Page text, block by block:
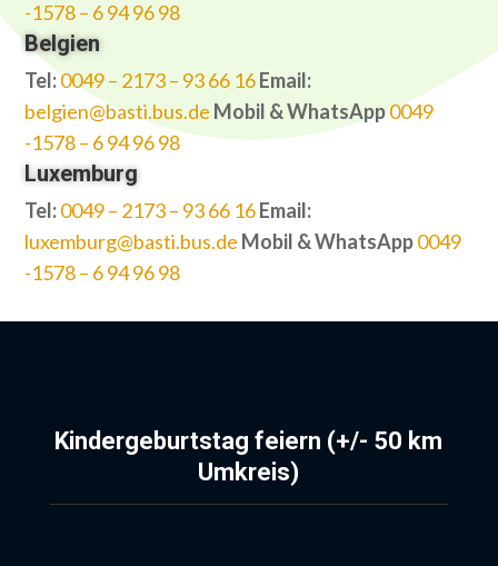
-1578 – 6 94 96 98
Belgien
Tel:0049 – 2173 – 93 66 16Email:
belgien@basti.bus.de Mobil & WhatsApp0049
-1578 – 6 94 96 98
Luxemburg
Tel:0049 – 2173 – 93 66 16Email:
luxemburg@basti.bus.de Mobil & WhatsApp0049
-1578 – 6 94 96 98
Kindergeburtstag feiern (+/- 50 km
Umkreis)